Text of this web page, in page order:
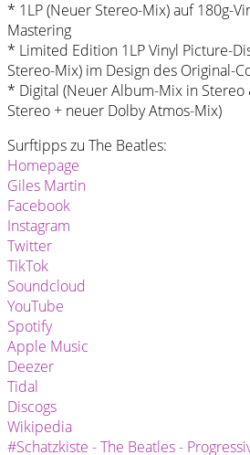
* 1LP (Neuer Stereo-Mix) auf 180g-
Mastering
* Limited Edition 1LP Vinyl Picture-
Stereo-Mix) im Design des Original-
* Digital (Neuer Album-Mix in
Stereo + neuer Dolby Atmos-Mix)
Surftipps zu The Beatles:
Homepage
Giles Martin
Facebook
Instagram
Twitter
TikTok
Soundcloud
YouTube
Spotify
Apple Music
Deezer
Tidal
Discogs
Wikipedia
#Schatzkiste - The Beatles -